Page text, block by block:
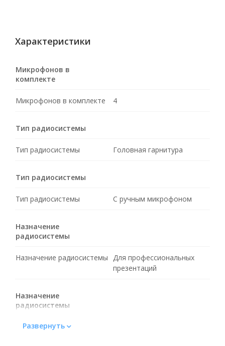
Характеристики
Микрофонов в
комплекте
Микрофонов в комплекте 4
Тип радиосистемы
Тип радиосистемы Головная гарнитура
Тип радиосистемы
Тип радиосистемы С ручным микрофоном
Назначение
радиосистемы
Назначение радиосистемы Для профессиональных
презентаций
Назначение
радиосистемы
Назначение радиосистемы
Развернуть